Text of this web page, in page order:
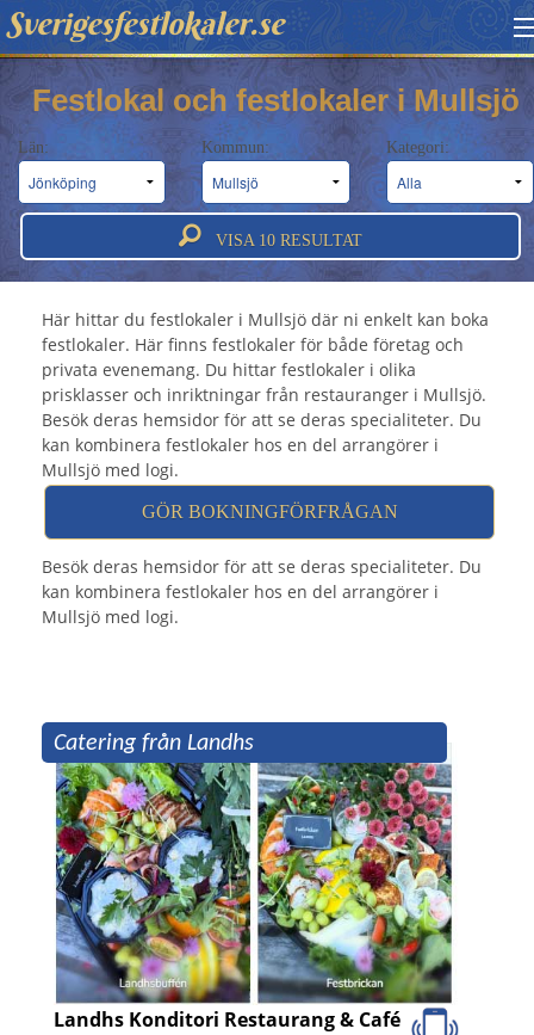
Sverigesfestlokaler.se
HITTA FESTLOKAL
BOKNINGSFÖRFRÅGAN
OM OSS
ATT BOKA FESTLOKAL
Festlokal och festlokaler i Mullsjö
Län: Kommun: Kategori:
VISA 10 RESULTAT
Festlokal Mullsjö - Festlokaler &
festvåningar i Mullsjö
Här hittar du festlokaler i Mullsjö där ni enkelt kan boka
festlokaler. Här finns festlokaler för både företag och
privata evenemang. Du hittar festlokaler i olika
prisklasser och inriktningar från restauranger i Mullsjö.
Besök deras hemsidor för att se deras specialiteter. Du
kan kombinera festlokaler hos en del arrangörer i
Mullsjö med logi.
GÖR BOKNINGFÖRFRÅGAN
Besök deras hemsidor för att se deras specialiteter. Du
kan kombinera festlokaler hos en del arrangörer i
Mullsjö med logi.
Catering från Landhs
Landhs Konditori Restaurang & Café